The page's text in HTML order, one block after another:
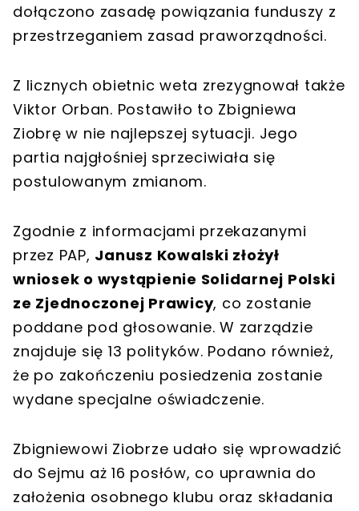
dołączono zasadę powiązania funduszy z
przestrzeganiem zasad praworządności.
Z licznych obietnic weta zrezygnował także
Viktor Orban. Postawiło to Zbigniewa
Ziobrę w nie najlepszej sytuacji. Jego
partia najgłośniej sprzeciwiała się
postulowanym zmianom.
Zgodnie z informacjami przekazanymi
przez PAP, Janusz Kowalski złożył
wniosek o wystąpienie Solidarnej Polski
ze Zjednoczonej Prawicy, co zostanie
poddane pod głosowanie. W zarządzie
znajduje się 13 polityków. Podano również,
że po zakończeniu posiedzenia zostanie
wydane specjalne oświadczenie.
Zbigniewowi Ziobrze udało się wprowadzić
do Sejmu aż 16 posłów, co uprawnia do
założenia osobnego klubu oraz składania